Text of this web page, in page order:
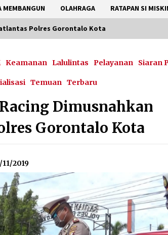
MEMBANGUN OLAHRAGA RATAPAN SI
Polres Gorontalo Kota
Keamanan Lalulintas Pelayanan Siaran
Temuan Terbaru
Dimusnahkan
Gorontalo Kota
2019